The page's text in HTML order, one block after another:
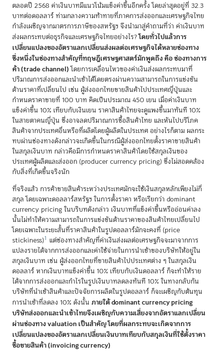
ตลอดปี 2568 ค่าเงินบาทมีแนวโน้มแข็งค่าขึ้นอีกครั้ง โดยล่าสุดอยู่ที่ 32.3
บาทต่อดอลลาร์ ท่ามกลางความท้าทายที่ภาคการส่งออกและเศรษฐกิจไทย
กำลังเผชิญจากมาตรการภาษีของสหรัฐฯ จึงนำมาสู่คำถามที่ว่า ค่าเงินบาท
ส่งผลกระทบต่อธุรกิจและเศรษฐกิจไทยอย่างไร?โดยทั่วไปแล้วการ
เปลี่ยนแปลงของอัตราแลกเปลี่ยนส่งผลต่อเศรษฐกิจได้หลายช่องทาง
ซึ่งหนึ่งในช่องทางสำคัญที่ทฤษฎีเศรษฐศาสตร์มักพูดถึง คือ ช่องทางการ
ค้า (trade channel)โดยการเคลื่อนไหวของค่าเงินส่งผลกระทบมาที่
ปริมาณการส่งออกและนำเข้าได้โดยตรงผ่านความสามารถในการแข่งขัน
ด้านราคาที่เปลี่ยนไป เช่น ผู้ส่งออกไทยขายสินค้าไปประเทศญี่ปุ่นและ
กำหนดราคาขายที่ 100 บาท คิดเป็นประมาณ 450 เยน เมื่อค่าเงินบาท
แข็งค่าขึ้น 10% เทียบกับเงินเยน ราคาสินค้าไทยจะดูแพงขึ้นมาทันที 10%
ในสายตาคนญี่ปุ่น ซึ่งอาจลดปริมาณการซื้อสินค้าไทย และหันไปบริโภค
สินค้าจากประเทศอื่นหรือที่ผลิตโดยผู้ผลิตในประเทศ อย่างไรก็ตาม ผลกระ
ทบผ่านช่องทางดังกล่าวจะเกิดขึ้นในกรณีผู้ส่งออกไทยตั้งราคาขายสินค้า
ในสกุลเงินบาท กล่าวคือมีการกำหนดราคาสินค้าโดยใช้สกุลเงินของ
ประเทศผู้ผลิตและส่งออก (producer currency pricing) ซึ่งไม่สอดคล้อง
กับสิ่งที่เกิดขึ้นจริงนัก
ที่จริงแล้ว การค้าขายสินค้าระหว่างประเทศมักจะใช้เงินสกุลหลักเพียงไม่กี่
สกุล โดยเฉพาะดอลลาร์สหรัฐฯ ในการตั้งราคา หรือเรียกว่า dominant
currency pricing ในบริบทดังกล่าว เงินบาทที่แข็งค่าขึ้นหรืออ่อนค่าลง
นั้นไม่ทำให้ความสามารถในการแข่งขันด้านราคาของสินค้าไทยเปลี่ยนไป
โดยเฉพาะในระยะสั้นที่ราคาสินค้าในรูปดอลลาร์มักจะคงที่ (price
stickiness)1 แต่ช่องทางสำคัญที่ค่าเงินส่งผลต่อเศรษฐกิจจะมาจากการ
แปลงรายได้จากการส่งออกและค่าใช้จ่ายในการนำเข้าของบริษัทให้อยู่ใน
สกุลเงินบาท เช่น ผู้ส่งออกไทยที่ขายสินค้าไปประเทศต่าง ๆ ในสกุลเงิน
ดอลลาร์ หากเงินบาทแข็งค่าขึ้น 10% เทียบกับเงินดอลลาร์ ก็จะทำให้ราย
ได้จากการส่งออกและกำไรในรูปเงินบาทลดลงทันที 10% ในทางกลับกัน
บริษัทที่นำเข้าสินค้าและปัจจัยการผลิตในรูปดอลลาร์ ก็จะเผชิญกับต้นทุน
การนำเข้าที่ลดลง 10% ดังนั้น ภายใต้ dominant currency pricing
บริษัทส่งออกและนำเข้าไทยจึงเผชิญกับความเสี่ยงจากอัตราแลกเปลี่ยน
ผ่านช่องทาง valuation เป็นสำคัญ โดยที่ผลกระทบจะเกิดจากการ
เปลี่ยนแปลงของอัตราแลกเปลี่ยนเงินบาทเทียบกับสกุลเงินที่ใช้ตั้งราคา
ซื้อขายสินค้า (invoicing currency)